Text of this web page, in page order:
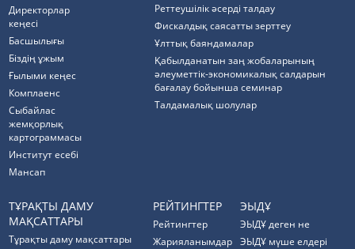
Директорлар
кеңесі
Басшылығы
Біздің ұжым
Ғылыми кеңес
Комплаенс
Cыбайлас
жемқорлық
картограммасы
Институт есебі
Мансап
Реттеушілік әсерді талдау
Фискалдық саясатты зерттеу
Ұлттық баяндамалар
Қабылданатын заң жобаларының
әлеуметтік-экономикалық салдарын
бағалау бойынша семинар
Талдамалық шолулар
ТҰРАҚТЫ ДАМУ
МАҚСАТТАРЫ
Тұрақты даму мақсаттары
РЕЙТИНГТЕР
Рейтингтер
Жарияланымдар
ЭЫДҰ
ЭЫДҰ деген не
ЭЫДҰ мүше елдері